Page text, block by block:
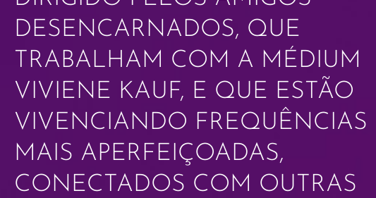
DESENCARNADOS, QUE
TRABALHAM COM A MÉDIUM
VIVIENE KAUF, E QUE ESTÃO
VIVENCIANDO FREQUÊNCIAS
MAIS APERFEIÇOADAS,
CONECTADOS COM OUTRAS